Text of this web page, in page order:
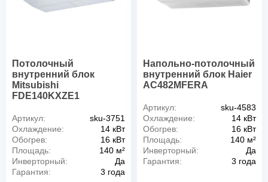
Потолочный
внутренний блок
Mitsubishi
FDE140KXZE1
Артикул:
sku-3751
Охлаждение:
14 кВт
Обогрев:
16 кВт
Площадь:
140 м²
Инверторный:
Да
Гарантия:
3 года
Напольно-потолочный
внутренний блок Haier
AC482MFERA
Артикул:
sku-4583
Охлаждение:
14 кВт
Обогрев:
16 кВт
Площадь:
140 м²
Инверторный:
Да
Гарантия:
3 года